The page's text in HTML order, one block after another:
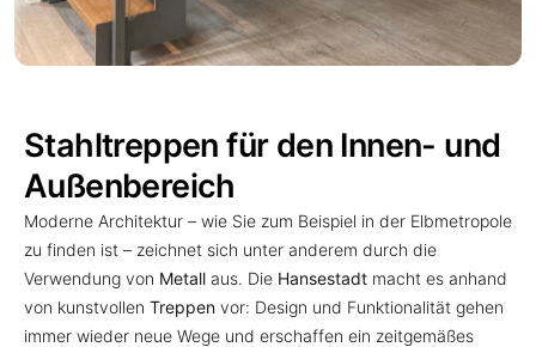
Stahltreppen für den Innen- und
Außenbereich
Moderne Architektur – wie Sie zum Beispiel in der Elbmetropole
zu finden ist – zeichnet sich unter anderem durch die
Verwendung von Metall aus. Die Hansestadt macht es anhand
von kunstvollen Treppen vor: Design und Funktionalität gehen
immer wieder neue Wege und erschaffen ein zeitgemäßes